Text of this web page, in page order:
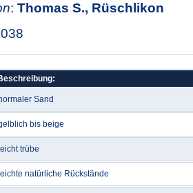
: Thomas S., Rüschlikon
Sand
bis beige
leicht trübe
leichte natürliche Rückstände